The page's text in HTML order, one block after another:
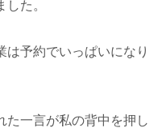
た。
は予約でいっぱいになり
た一言が私の背中を押し